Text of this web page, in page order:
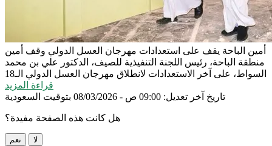
أمين الباحة يقف على استعدادات مهرجان العسل الدولي وقف أمين
منطقة الباحة، رئيس اللجنة التنفيذية للصيف، الدكتور علي بن محمد
السواط، على آخر الاستعدادات لانطلاق مهرجان العسل الدولي الـ18
قراءة المزيد
تاريخ آخر تعديل: 09:00 ص - 08/03/2026 بتوقيت السعودية
هل كانت هذه الصفحة مفيدة؟
نعم لا